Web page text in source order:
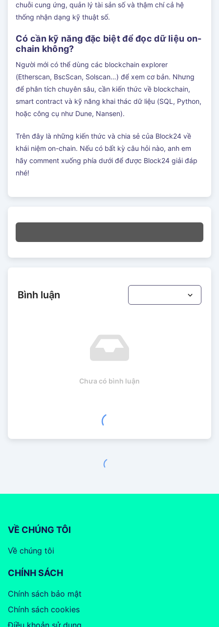
chuỗi cung ứng, quản lý tài sản số và thậm chí cả hệ
thống nhận dạng kỹ thuật số.
Có cần kỹ năng đặc biệt để đọc dữ liệu on-
chain không?
Người mới có thể dùng các blockchain explorer
(Etherscan, BscScan, Solscan…) để xem cơ bản. Nhưng
để phân tích chuyên sâu, cần kiến thức về blockchain,
smart contract và kỹ năng khai thác dữ liệu (SQL, Python,
hoặc công cụ như Dune, Nansen).
Trên đây là những kiến thức và chia sẻ của Block24 về
khái niệm on-chain. Nếu có bất kỳ câu hỏi nào, anh em
hãy comment xuống phía dưới để được Block24 giải đáp
nhé!
Bình luận
Chưa có bình luận
VỀ CHÚNG TÔI
Về chúng tôi
CHÍNH SÁCH
Chính sách bảo mật
Chính sách cookies